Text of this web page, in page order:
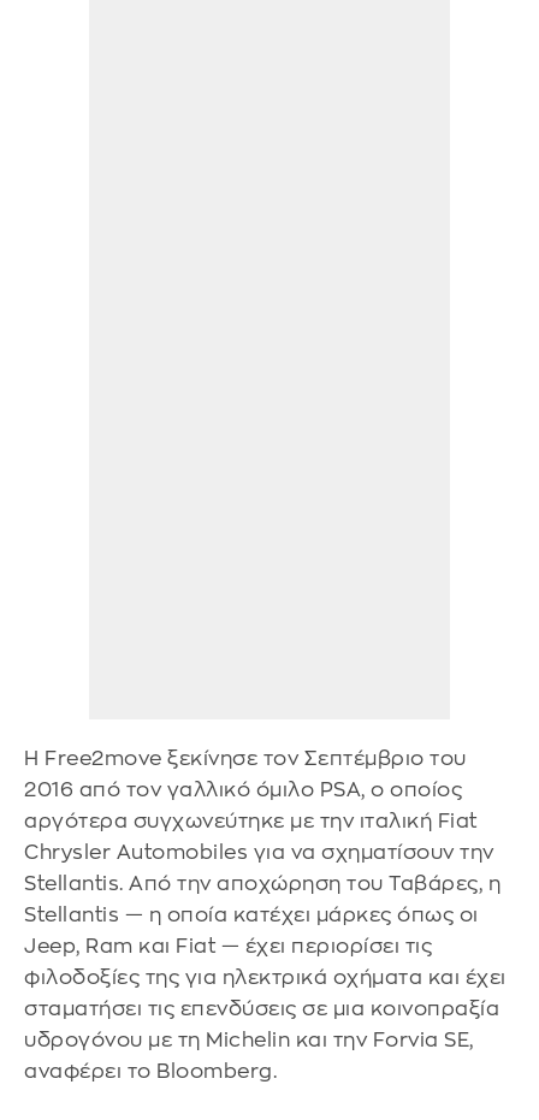
Η Free2move ξεκίνησε τον Σεπτέμβριο του
2016 από τον γαλλικό όμιλο PSA, ο οποίος
αργότερα συγχωνεύτηκε με την ιταλική Fiat
Chrysler Automobiles για να σχηματίσουν την
Stellantis. Από την αποχώρηση του Ταβάρες, η
Stellantis — η οποία κατέχει μάρκες όπως οι
Jeep, Ram και Fiat — έχει περιορίσει τις
φιλοδοξίες της για ηλεκτρικά οχήματα και έχει
σταματήσει τις επενδύσεις σε μια κοινοπραξία
υδρογόνου με τη Michelin και την Forvia SE,
αναφέρει το Bloomberg.